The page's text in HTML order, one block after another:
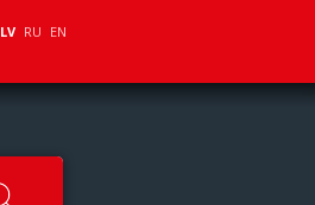
LV RU EN